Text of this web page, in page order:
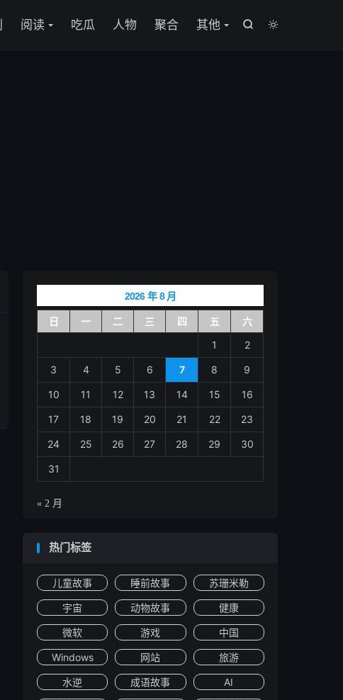


阅读 吃瓜 人物 聚合 其他
2026 年 8 月
日 一 二 三 四 五
六
1
2
3 4 5 6 7 8 9
10 11 12 13 14 15 16
17 18 19 20 21 22 23
24 25 26 27 28 29 30
31
« 2 月
热门标签
儿童故事 睡前故事 苏珊米勒
宇宙 动物故事 健康
微软 游戏 中国
Windows 网站 旅游
水逆 成语故事 AI